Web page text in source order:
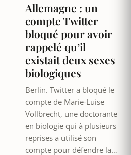
Allemagne : un
compte Twitter
bloqué pour avoir
rappelé qu’il
existait deux sexes
biologiques
Berlin. Twitter a bloqué le
compte de Marie-Luise
Vollbrecht, une doctorante
en biologie qui à plusieurs
reprises a utilisé son
compte pour défendre la…